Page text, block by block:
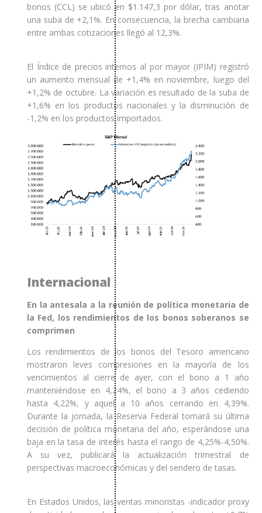
bonos (CCL) se ubicó en $1.147,3 por dólar, tras anotar
una suba de +2,1%. En consecuencia, la brecha cambiaria
entre ambas cotizaciones llegó al 12,3%.
El Índice de precios internos al por mayor (IPIM) registró
un aumento mensual de +1,4% en noviembre, luego del
+1,2% de octubre. La variación es resultado de la suba de
+1,6% en los productos nacionales y la disminución de
-1,2% en los productos importados.
Internacional
En la antesala a la reunión de política monetaria de
la Fed, los rendimientos de los bonos soberanos se
comprimen
Los rendimientos de los bonos del Tesoro americano
mostraron leves compresiones en la mayoría de los
vencimientos al cierre de ayer, con el bono a 1 año
manteniéndose en 4,24%, el bono a 3 años cediendo
hasta 4,22%, y aquel a 10 años cerrando en 4,39%.
Durante la jornada, la Reserva Federal tomará su última
decisión de política monetaria del año, esperándose una
baja en la tasa de interés hasta el rango de 4,25%-4,50%.
A su vez, publicará la actualización trimestral de
perspectivas macroeconómicas y del sendero de tasas.
En Estados Unidos, las ventas minoristas -indicador proxy